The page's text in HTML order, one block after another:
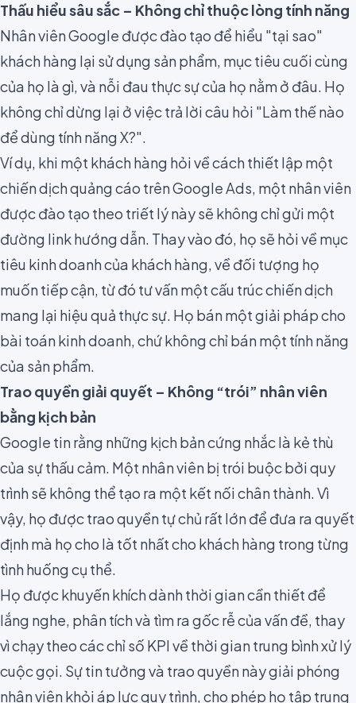
Thấu hiểu sâu sắc – Không chỉ thuộc lòng tính năng
Nhân viên Google được đào tạo để hiểu "tại sao"
khách hàng lại sử dụng sản phẩm, mục tiêu cuối cùng
của họ là gì, và nỗi đau thực sự của họ nằm ở đâu. Họ
không chỉ dừng lại ở việc trả lời câu hỏi "Làm thế nào
để dùng tính năng X?".
Ví dụ, khi một khách hàng hỏi về cách thiết lập một
chiến dịch quảng cáo trên Google Ads, một nhân viên
được đào tạo theo triết lý này sẽ không chỉ gửi một
đường link hướng dẫn. Thay vào đó, họ sẽ hỏi về mục
tiêu kinh doanh của khách hàng, về đối tượng họ
muốn tiếp cận, từ đó tư vấn một cấu trúc chiến dịch
mang lại hiệu quả thực sự. Họ bán một giải pháp cho
bài toán kinh doanh, chứ không chỉ bán một tính năng
của sản phẩm.
Trao quyền giải quyết – Không “trói” nhân viên
bằng kịch bản
Google tin rằng những kịch bản cứng nhắc là kẻ thù
của sự thấu cảm. Một nhân viên bị trói buộc bởi quy
trình sẽ không thể tạo ra một kết nối chân thành. Vì
vậy, họ được trao quyền tự chủ rất lớn để đưa ra quyết
định mà họ cho là tốt nhất cho khách hàng trong từng
tình huống cụ thể.
Họ được khuyến khích dành thời gian cần thiết để
lắng nghe, phân tích và tìm ra gốc rễ của vấn đề, thay
vì chạy theo các chỉ số KPI về thời gian trung bình xử lý
cuộc gọi. Sự tin tưởng và trao quyền này giải phóng
nhân viên khỏi áp lực quy trình, cho phép họ tập trung